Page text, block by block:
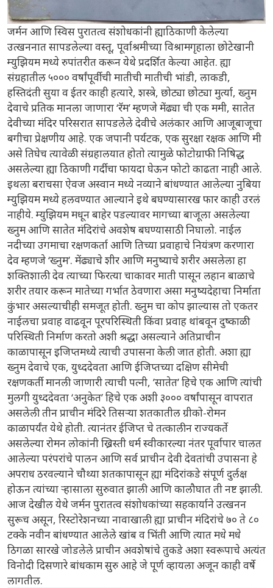
जर्मन आणि स्विस पुरातत्व संशोधकांनी ह्याठिकाणी केलेल्या
उत्खननात सापडलेल्या वस्तू, पूर्वाश्रमीच्या विश्रामगृहाला छोटेखानी
म्युझियम मध्ये रुपांतरीत करून येथे प्रदर्शित केल्या आहेत. ह्या
संग्रहातील ५००० वर्षांपूर्वीची मातीची मातीची भांडी, लाकडी,
हस्तिदंती सुया व ईतर काही हत्यारे, शस्त्रे, छोट्या छोट्या मुर्त्या, ख्नुम
देवाचे प्रतिक मानला जाणारा ‘रॅम’ म्हणजे मेंढ्या ची एक ममी, सातेत
देवीच्या मंदिर परिसरात सापडलेले देवीचे अलंकार आणि आजूबाजूचा
बगीचा प्रेक्षणीय आहे. एक जपानी पर्यटक, एक सुरक्षा रक्षक आणि मी
असे तिघेच त्यावेळी संग्रहालयात होतो त्यामुळे फोटोग्राफी निषिद्ध
असलेल्या ह्या ठिकाणी गर्दीचा फायदा घेऊन फोटो काढता नाही आले.
इथला बराचसा ऐवज अस्वान मध्ये नव्याने बांधण्यात आलेल्या नुबिया
म्युझियम मध्ये हलवण्यात आल्याने इथे बघण्यासारख फार काही उरलं
नाहीये. म्युझियम मधून बाहेर पडल्यावर मागच्या बाजूला असलेल्या
ख्नुम आणि सातेत मंदिरांचे अवशेष बघण्यासाठी निघालो. नाईल
नदीच्या उगमाचा रक्षणकर्ता आणि तिच्या प्रवाहाचे नियंत्रण करणारा
देव म्हणजे ‘ख्नुम’. मेंढ्याचे शीर आणि मनुष्याचे शरीर असलेला हा
शक्तिशाली देव त्याच्या फिरत्या चाकावर माती पासून लहान बाळाचे
शरीर तयार करून मातेच्या गर्भात ठेवणारा असा मनुष्यदेहाचा निर्माता
कुंभार असल्याचीही समजूत होती. ख्नुम चा कोप झाल्यास तो एकतर
नाईलचा प्रवाह वाढवून पूरपरिस्थिती किंवा प्रवाह थांबवून दुष्काळी
परिस्थिती निर्माण करतो अशी श्रद्धा असल्याने अतिप्राचीन
काळापासून इजिप्तमध्ये त्याची उपासना केली जात होती. अशा ह्या
ख्नुम देवाचे एक, युध्ददेवता आणि ईजिप्तच्या दक्षिण सीमेची
रक्षणकर्ती मानली जाणारी त्याची पत्नी, ’सातेत’ हिचे एक आणि त्यांची
मुलगी युध्ददेवता ‘अनुकेत’ हिचे एक अशी ३००० वर्षांपासून वापरात
असलेली तीन प्राचीन मंदिरे तिसऱ्या शतकातील ग्रीको-रोमन
काळापर्यंत येथे होती. त्यानंतर ईजिप्त चे तत्कालीन राज्यकर्ते
असलेल्या रोमन लोकांनी ख्रिस्ती धर्म स्वीकारल्या नंतर पूर्वापार चालत
आलेल्या परंपरांचे पालन आणि सर्व प्राचीन देवी देवतांची उपासना हे
अपराध ठरवल्याने चौथ्या शतकापासून ह्या मंदिरांकडे संपूर्ण दुर्लक्ष
होऊन त्यांच्या ऱ्हासाला सुरुवात झाली आणि कालौघात ती नष्ट झाली.
आज देखील येथे जर्मन पुरातत्व संशोधकांच्या सहकार्याने उत्खनन
सुरूच असून, रिस्टोरेशनच्या नावाखाली ह्या प्राचीन मंदिरांचे ७० ते ८०
टक्के नवीन बांधण्यात आलेले खांब व भिंती आणि त्यात मधे मधे
ठिगळा सारखे जोडलेले प्राचीन अवशेषांचे तुकडे अशा स्वरूपाचे अत्यंत
विनोदी दिसणारे बांधकाम सुरु आहे जे पूर्ण व्हायला अजून काही वर्षे
लागतील.